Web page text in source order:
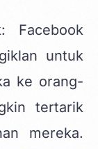
Facebook
untuk
ke orang-
tertarik
mereka.